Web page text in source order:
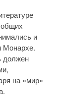
и
Монархе.
должен
на «мир»